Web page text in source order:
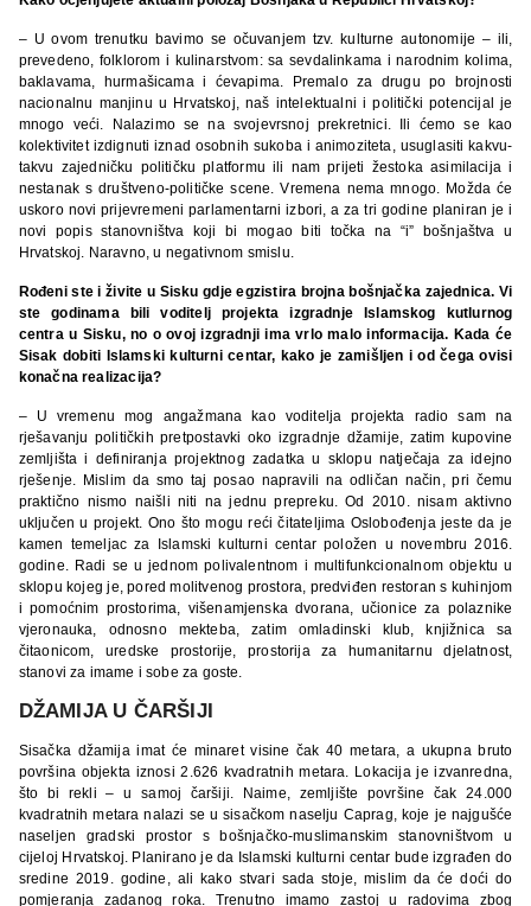
– U ovom trenutku bavimo se očuvanjem tzv. kulturne autonomije – ili,
prevedeno, folklorom i kulinarstvom: sa sevdalinkama i narodnim kolima,
baklavama, hurmašicama i ćevapima. Premalo za drugu po brojnosti
nacionalnu manjinu u Hrvatskoj, naš intelektualni i politički potencijal je
mnogo veći. Nalazimo se na svojevrsnoj prekretnici. Ili ćemo se kao
kolektivitet izdignuti iznad osobnih sukoba i animoziteta, usuglasiti kakvu-
takvu zajedničku političku platformu ili nam prijeti žestoka asimilacija i
nestanak s društveno-političke scene. Vremena nema mnogo. Možda će
uskoro novi prijevremeni parlamentarni izbori, a za tri godine planiran je i
novi popis stanovništva koji bi mogao biti točka na “i” bošnjaštva u
Hrvatskoj. Naravno, u negativnom smislu.
Rođeni ste i živite u Sisku gdje egzistira brojna bošnjačka zajednica. Vi
ste godinama bili voditelj projekta izgradnje Islamskog kutlurnog
centra u Sisku, no o ovoj izgradnji ima vrlo malo informacija. Kada će
Sisak dobiti Islamski kulturni centar, kako je zamišljen i od čega ovisi
konačna realizacija?
– U vremenu mog angažmana kao voditelja projekta radio sam na
rješavanju političkih pretpostavki oko izgradnje džamije, zatim kupovine
zemljišta i definiranja projektnog zadatka u sklopu natječaja za idejno
rješenje. Mislim da smo taj posao napravili na odličan način, pri čemu
praktično nismo naišli niti na jednu prepreku. Od 2010. nisam aktivno
uključen u projekt. Ono što mogu reći čitateljima Oslobođenja jeste da je
kamen temeljac za Islamski kulturni centar položen u novembru 2016.
godine. Radi se u jednom polivalentnom i multifunkcionalnom objektu u
sklopu kojeg je, pored molitvenog prostora, predviđen restoran s kuhinjom
i pomoćnim prostorima, višenamjenska dvorana, učionice za polaznike
vjeronauka, odnosno mekteba, zatim omladinski klub, knjižnica sa
čitaonicom, uredske prostorije, prostorija za humanitarnu djelatnost,
stanovi za imame i sobe za goste.
DŽAMIJA U ČARŠIJI
Sisačka džamija imat će minaret visine čak 40 metara, a ukupna bruto
površina objekta iznosi 2.626 kvadratnih metara. Lokacija je izvanredna,
što bi rekli – u samoj čaršiji. Naime, zemljište površine čak 24.000
kvadratnih metara nalazi se u sisačkom naselju Caprag, koje je najgušće
naseljen gradski prostor s bošnjačko-muslimanskim stanovništvom u
cijeloj Hrvatskoj. Planirano je da Islamski kulturni centar bude izgrađen do
sredine 2019. godine, ali kako stvari sada stoje, mislim da će doći do
pomjeranja zadanog roka. Trenutno imamo zastoj u radovima zbog